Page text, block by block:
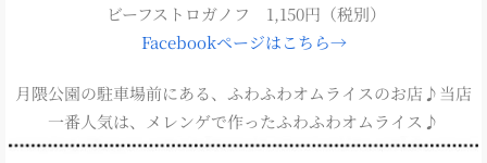
ビーフストロガノフ 1,150円（税別）
Facebookページはこちら→
月隈公園の駐車場前にある、ふわふわオムライスのお店♪当店
一番人気は、メレンゲで作ったふわふわオムライス♪